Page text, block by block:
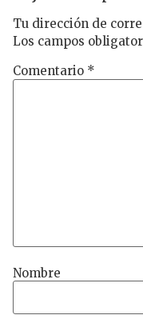
Tu dirección de
Los campos
Comentario *
Nombre